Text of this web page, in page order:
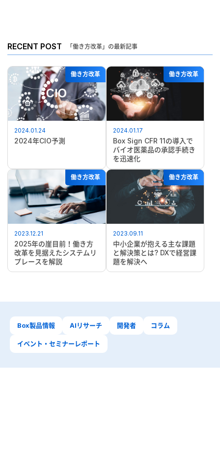
RECENT POST 「働き方改革」の最新記事
働き方改革
2024.01.24
2024年CIO予測
働き方改革
2024.01.17
Box Sign CFR 11の導入で
バイオ医薬品の承認手続き
を迅速化
働き方改革
2023.12.21
2025年の崖目前！働き方
改革を見据えたシステムリ
プレースを解説
働き方改革
2023.09.11
中小企業が抱える主な課題
と解決策とは? DXで経営課
題を解決へ
Box製品情報 AIリサーチ 開発者 コラム
イベント・セミナーレポート